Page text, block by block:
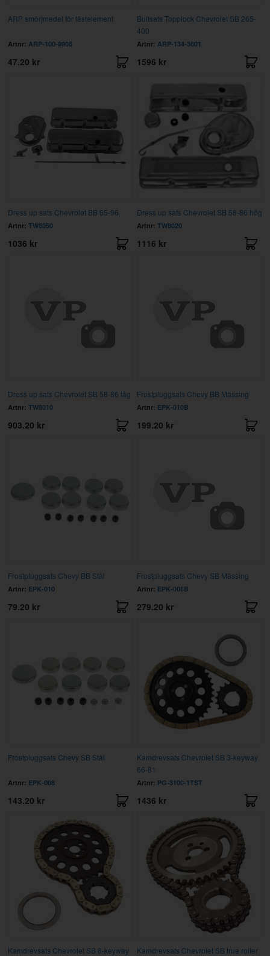
ARP smörjmedel för fästelement
Artnr: ARP-100-9908
47.20 kr
Bultsats Topplock Chevrolet SB 265-
400
Artnr: ARP-134-3601
1596 kr
Dress up sats Chevrolet BB 65-96
Artnr: TW8050
1036 kr
Dress up sats Chevrolet SB 58-86 hög
Artnr: TW8020
1116 kr
Dress up sats Chevrolet SB 58-86 låg
Artnr: TW8010
903.20 kr
Frostpluggsats Chevy BB Mässing
Artnr: EPK-010B
199.20 kr
Frostpluggsats Chevy BB Stål
Artnr: EPK-010
79.20 kr
Frostpluggsats Chevy SB Mässing
Artnr: EPK-008B
279.20 kr
Frostpluggsats Chevy SB Stål
Artnr: EPK-008
143.20 kr
Kamdrevsats Chevrolet SB 3-keyway
66-81
Artnr: PG-3100-1TST
1436 kr
Kamdrevsats Chevrolet SB 8-keyway Kamdrevsats Chevrolet SB true roller